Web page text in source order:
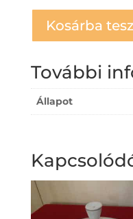
Kosárba
További
Állapot